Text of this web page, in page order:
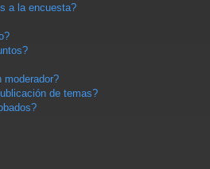
a la encuesta?
moderador?
de temas?